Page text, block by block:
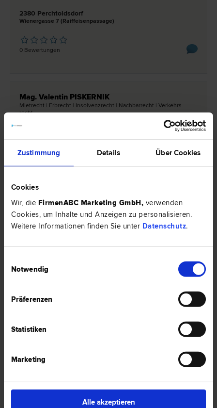
Zustimmung Details Über Cookies
Cookies
Wir, die FirmenABC Marketing GmbH, verwenden
Cookies, um Inhalte und Anzeigen zu personalisieren.
Weitere Informationen finden Sie unter Datenschutz.
Notwendig
Präferenzen
Statistiken
Marketing
Alle akzeptieren
2380 Perchtoldsdorf
Wienergasse 7 (Raiffeisenpassage)
0 Bewertungen
Mag. Valentin PISKERNIK
Miet­recht | Erb­recht | Insolvenz­recht | Nachbar­recht | Verkehrs­
recht
Marktplatz 17
0 Bewertungen
Rechtsnews & Expertentipps zum Thema
"Mietrecht"
Gewerbliche Nutzung der Mietwohnung – was ist zu
In den meisten Verträgen von Mietwohnungen findet man den Zusatz
„nur zu Wohnzwecken“. Daher stellt sich die Fragen, welche